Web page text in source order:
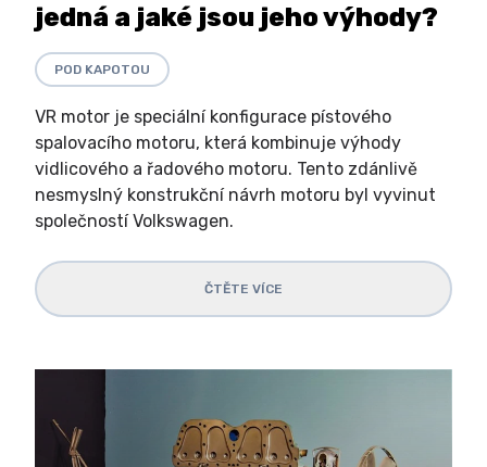
jedná a jaké jsou jeho výhody?
POD KAPOTOU
VR motor je speciální konfigurace pístového
spalovacího motoru, která kombinuje výhody
vidlicového a řadového motoru. Tento zdánlivě
nesmyslný konstrukční návrh motoru byl vyvinut
společností Volkswagen.
ČTĚTE VÍCE